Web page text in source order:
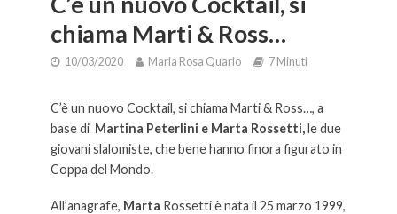
chiama Marti & Ross…
10/03/2020 Maria Rosa Quario 7 Minuti
C’è un nuovo Cocktail, si chiama Marti & Ross…, a
base di Martina Peterlini e Marta Rossetti,le due
giovani slalomiste, che bene hanno finora figurato in
Coppa del Mondo.
All’anagrafe, Marta Rossetti è nata il 25 marzo 1999,